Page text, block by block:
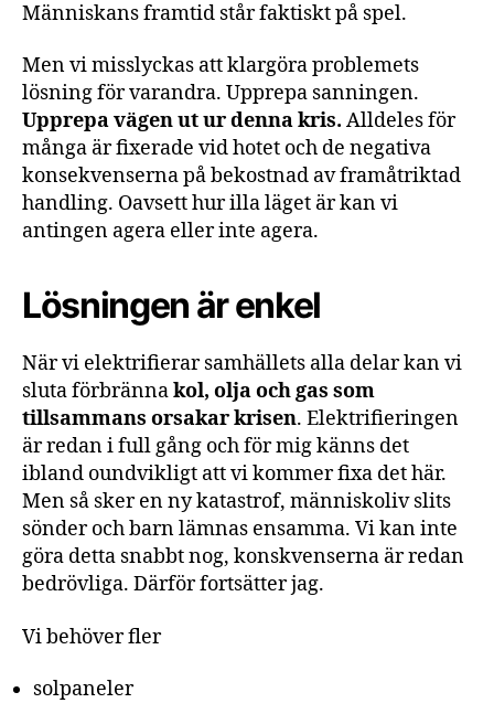
Människans framtid står faktiskt på spel.
Men vi misslyckas att klargöra problemets
lösning för varandra. Upprepa sanningen.
Upprepa vägen ut ur denna kris. Alldeles för
många är fixerade vid hotet och de negativa
konsekvenserna på bekostnad av framåtriktad
handling. Oavsett hur illa läget är kan vi
antingen agera eller inte agera.
Lösningen är enkel
När vi elektrifierar samhällets alla delar kan vi
sluta förbrännakol, olja och gas som
tillsammans orsakar krisen. Elektrifieringen
är redan i full gång och för mig känns det
ibland oundvikligt att vi kommer fixa det här.
Men så sker en ny katastrof, människoliv slits
sönder och barn lämnas ensamma. Vi kan inte
göra detta snabbt nog, konskvenserna är redan
bedrövliga. Därför fortsätter jag.
Vi behöver fler
solpaneler